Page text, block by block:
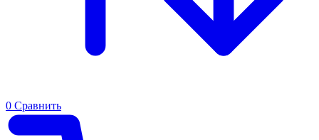
0 Сравнить